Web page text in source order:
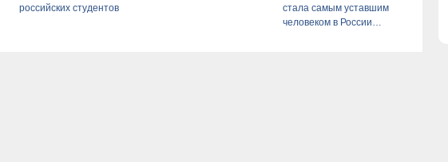
российских студентов
стала самым уставшим
человеком в России